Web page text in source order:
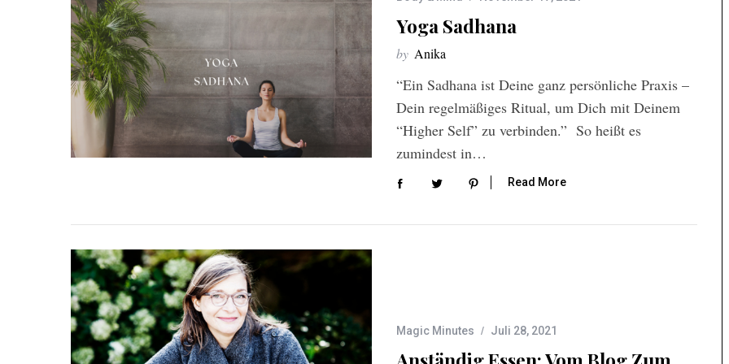
Yoga Sadhana
by Anika
“Ein Sadhana ist Deine ganz persönliche Praxis –
Dein regelmäßiges Ritual, um Dich mit Deinem
“Higher Self” zu verbinden.” So heißt es
zumindest in…
Read More
Magic Minutes Juli 28, 2021